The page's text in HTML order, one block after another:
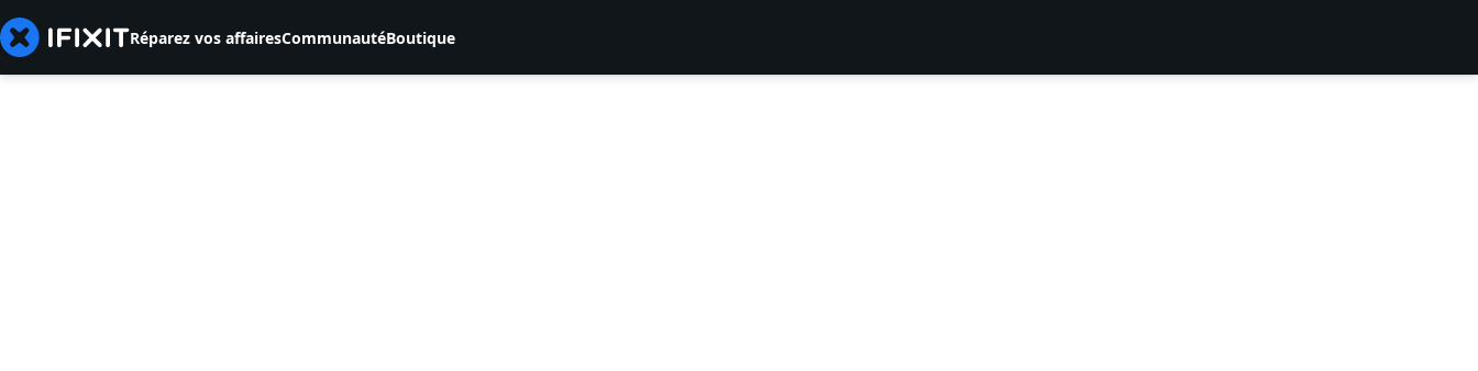
Réparez vos affairesCommunautéBoutique